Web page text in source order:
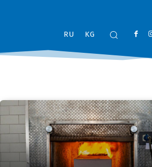
RU KG